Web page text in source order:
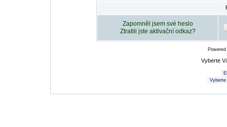
Zapomněl jsem své heslo
Ztratili jste aktivační odkaz?
Vyberte